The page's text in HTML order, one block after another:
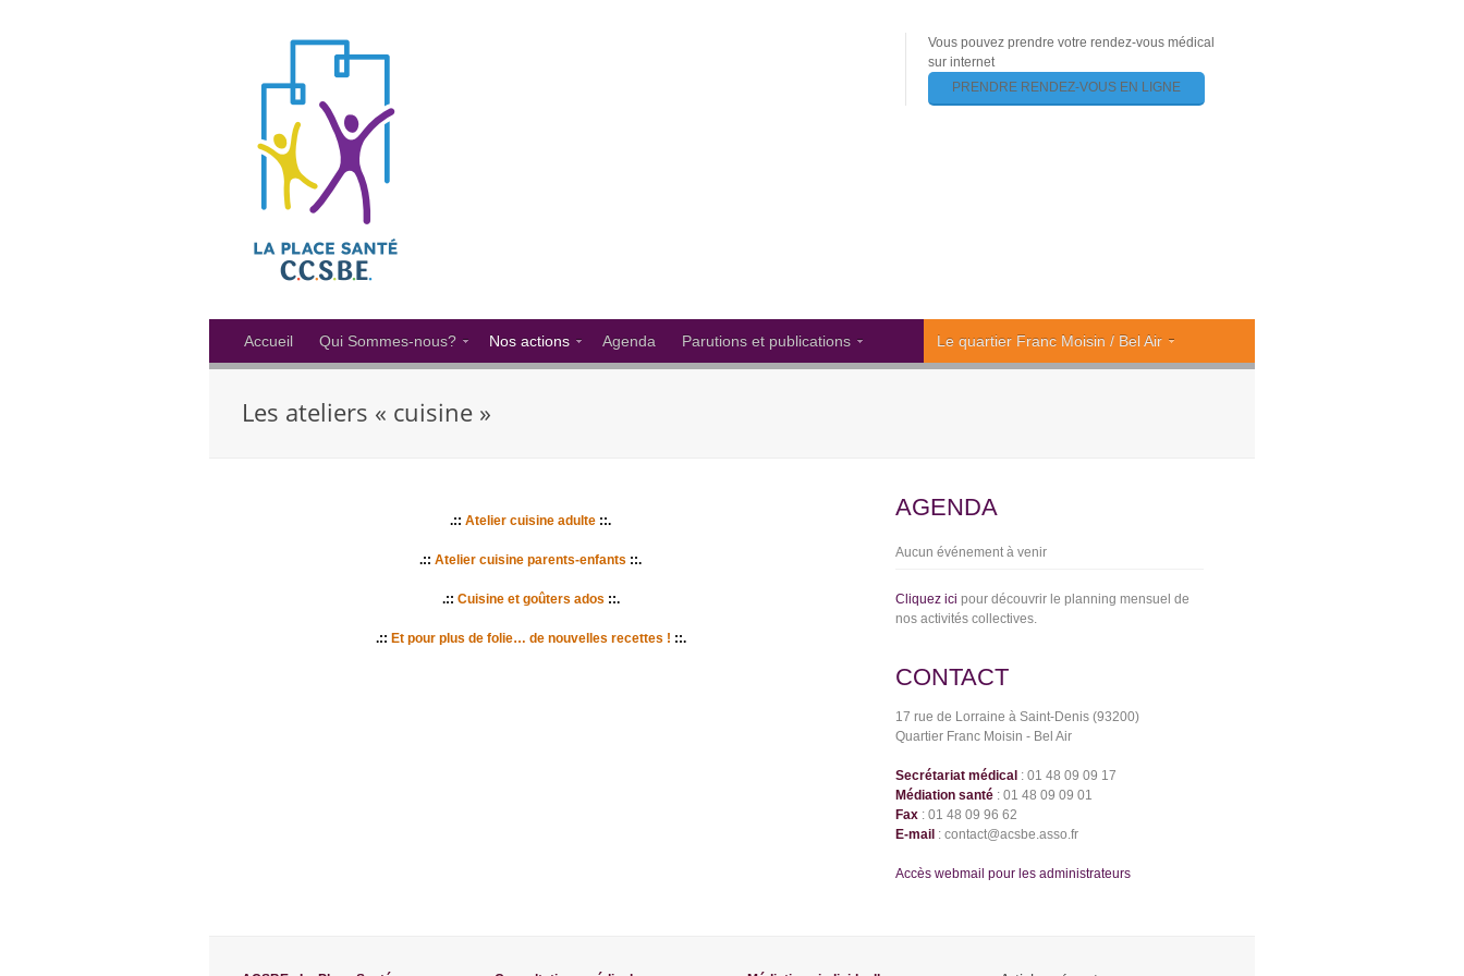
Vous pouvez prendre votre rendez-vous médical
sur internet
PRENDRE RENDEZ-VOUS EN LIGNE
Accueil Qui Sommes-nous? Nos actions Agenda Parutions et publications Le quartier Franc Moisin / Bel Air
Les ateliers « cuisine »
.:: Atelier cuisine adulte ::.
.:: Atelier cuisine parents-enfants ::.
.:: Cuisine et goûters ados ::.
.:: Et pour plus de folie… de nouvelles recettes ! ::.
AGENDA
Aucun événement à venir
Cliquez ici pour découvrir le planning mensuel de
nos activités collectives.
CONTACT
17 rue de Lorraine à Saint-Denis (93200)
Quartier Franc Moisin - Bel Air
Secrétariat médical : 01 48 09 09 17
Médiation santé : 01 48 09 09 01
Fax : 01 48 09 96 62
E-mail : contact@acsbe.asso.fr
Accès webmail pour les administrateurs